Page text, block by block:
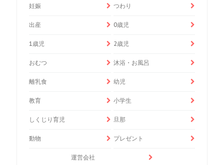
妊娠 つわり
出産 0歳児
1歳児 2歳児
おむつ 沐浴・お風呂
離乳食 幼児
教育 小学生
しくじり育児 旦那
動物 プレゼント
運営会社